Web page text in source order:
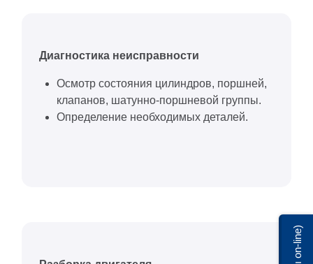
Диагностика неисправности
Осмотр состояния цилиндров, поршней,
клапанов, шатунно-поршневой группы.
Определение необходимых деталей.
Мы on-line)